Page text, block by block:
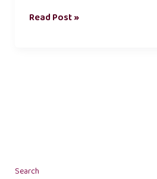
Read Post »
Search